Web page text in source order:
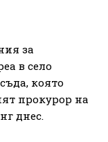
за
в село
която
прокурор на
днес.